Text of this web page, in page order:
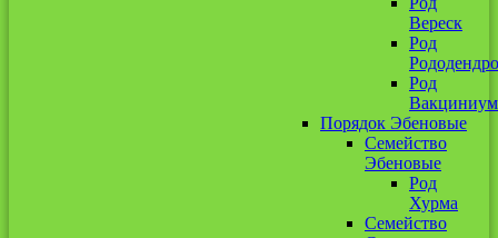
Вереск
Род
Род
Вакциниум
Порядок Эбеновые
Семейство
Эбеновые
Род
Хурма
Семейство